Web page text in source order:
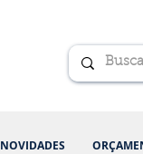
NOVIDADES